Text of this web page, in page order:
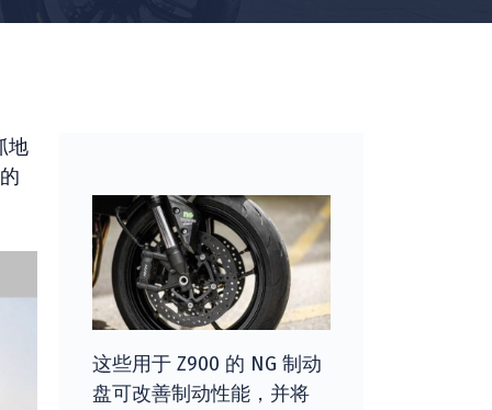
地
这些用于 Z900 的 NG 制动
盘可改善制动性能，并将